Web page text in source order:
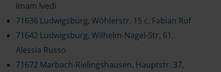
Imam Ivedi
71636 Ludwigsburg, Wöhlerstr. 15 c, Fabian Ruf
71642 Ludwigsburg, Wilhelm-Nagel-Str. 61,
Alessia Russo
71672 Marbach-Rielingshausen, Hauptstr. 37,